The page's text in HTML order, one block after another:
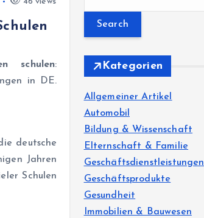
schulen:
in DE.
deutsche
Jahren
Schulen
r
c
o
r
:
Kategorien
Allgemeiner Artikel
Automobil
Bildung & Wissenschaft
Elternschaft & Familie
Geschäftsdienstleistungen
Geschäftsprodukte
Gesundheit
Immobilien & Bauwesen